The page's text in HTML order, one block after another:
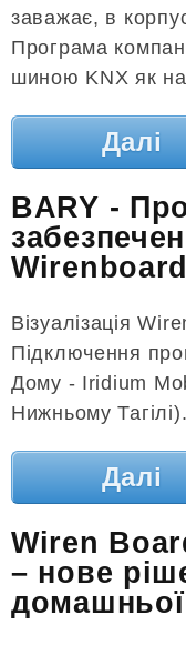
заважає, в
Програма
шиною KNX як
Далі
BARY -
Wirenboard
Візуалізація
Підключення
Дому - Iridium
Нижньому Тагілі).
Далі
Wiren
– нове
домашньої